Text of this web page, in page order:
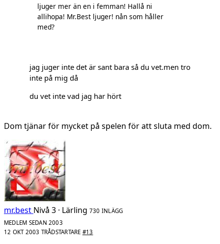
ljuger mer än en i femman! Hallå ni
allihopa! Mr.Best ljuger! nån som håller
med?
jag juger inte det är sant bara så du vet.men tro
inte på mig då
du vet inte vad jag har hört
Dom tjänar för mycket på spelen för att sluta med dom.
mr.best Nivå 3 · Lärling 730 INLÄGG
MEDLEM SEDAN 2003
12 OKT 2003 TRÅDSTARTARE #13